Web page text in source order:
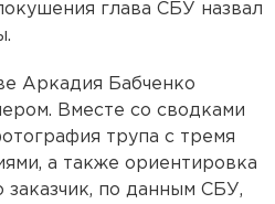
глава СБУ назвал
Аркадия Бабченко
Вместе со сводками
трупа с тремя
а также ориентировка
заказчик, по данным СБУ,